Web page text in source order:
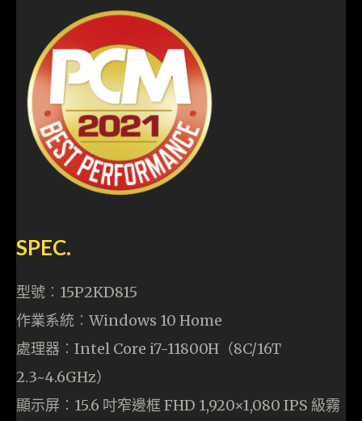
SPEC.
型號︰15P2KD815
作業系統︰Windows 10 Home
處理器︰Intel Core i7-11800H（8C/16T
2.3~4.6GHz）
顯示屏︰15.6 吋窄邊框 FHD 1,920×1,080 IPS 級霧